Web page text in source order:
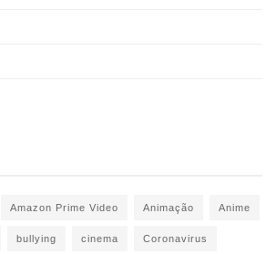
Amazon Prime Video Animação Anime
bullying cinema Coronavirus